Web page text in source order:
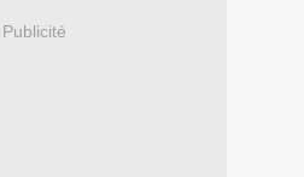
Publicité